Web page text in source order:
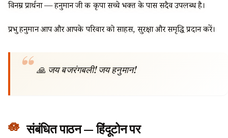
विनम्र प्रार्थना — हनुमान जी की कृपा सच्चे भक्त के पास सदैव उपलब्ध है।
प्रभु हनुमान आप और आपके परिवार को साहस, सुरक्षा और समृद्धि प्रदान करें।
🙏 जय बजरंगबली! जय हनुमान!
संबंधित पाठन — हिंदूटोन पर